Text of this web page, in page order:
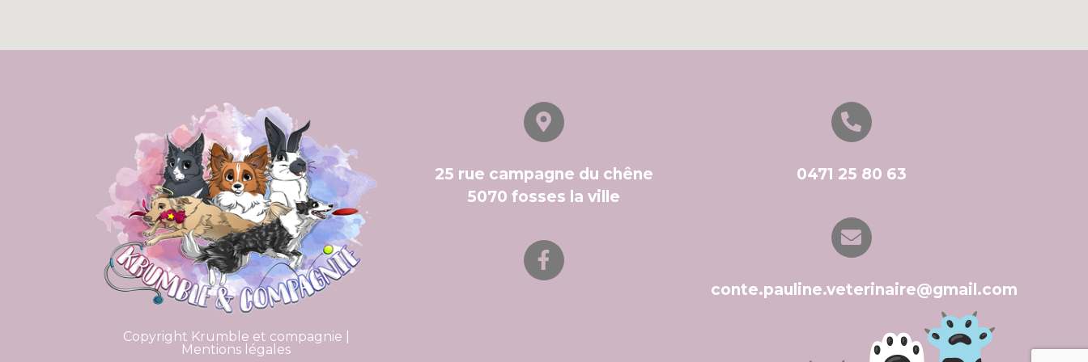
Copyright Krumble et compagnie |
Mentions légales
25 rue campagne du chêne
5070 fosses la ville
0471 25 80 63
conte.pauline.veterinaire@gmail.com